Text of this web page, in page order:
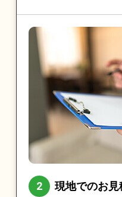
現地でのお見